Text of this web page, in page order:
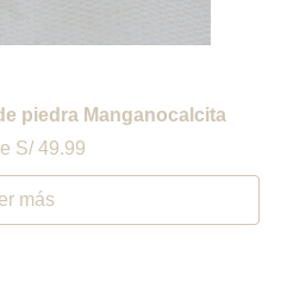
piedra Manganocalcita
S/ 49.99
más